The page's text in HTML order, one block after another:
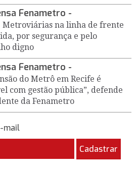
Fenametro -
na linha de frente
por segurança e pelo
digno
Fenametro -
do Metrô em Recife é
com gestão pública”, defende
da Fenametro
mail
Cadastrar